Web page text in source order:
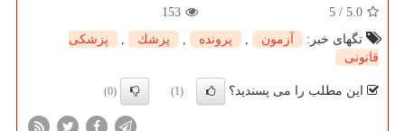
5.0
/
5
153
تگهای خبر:
آزمون , پرونده , پزشك ,
پزشكی
قانونی
این مطلب را می پسندید؟ (1)
(0)